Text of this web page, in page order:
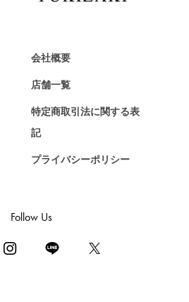
会社概要
店舗一覧
特定商取引法に関する表
記
プライバシーポリシー
Follow Us